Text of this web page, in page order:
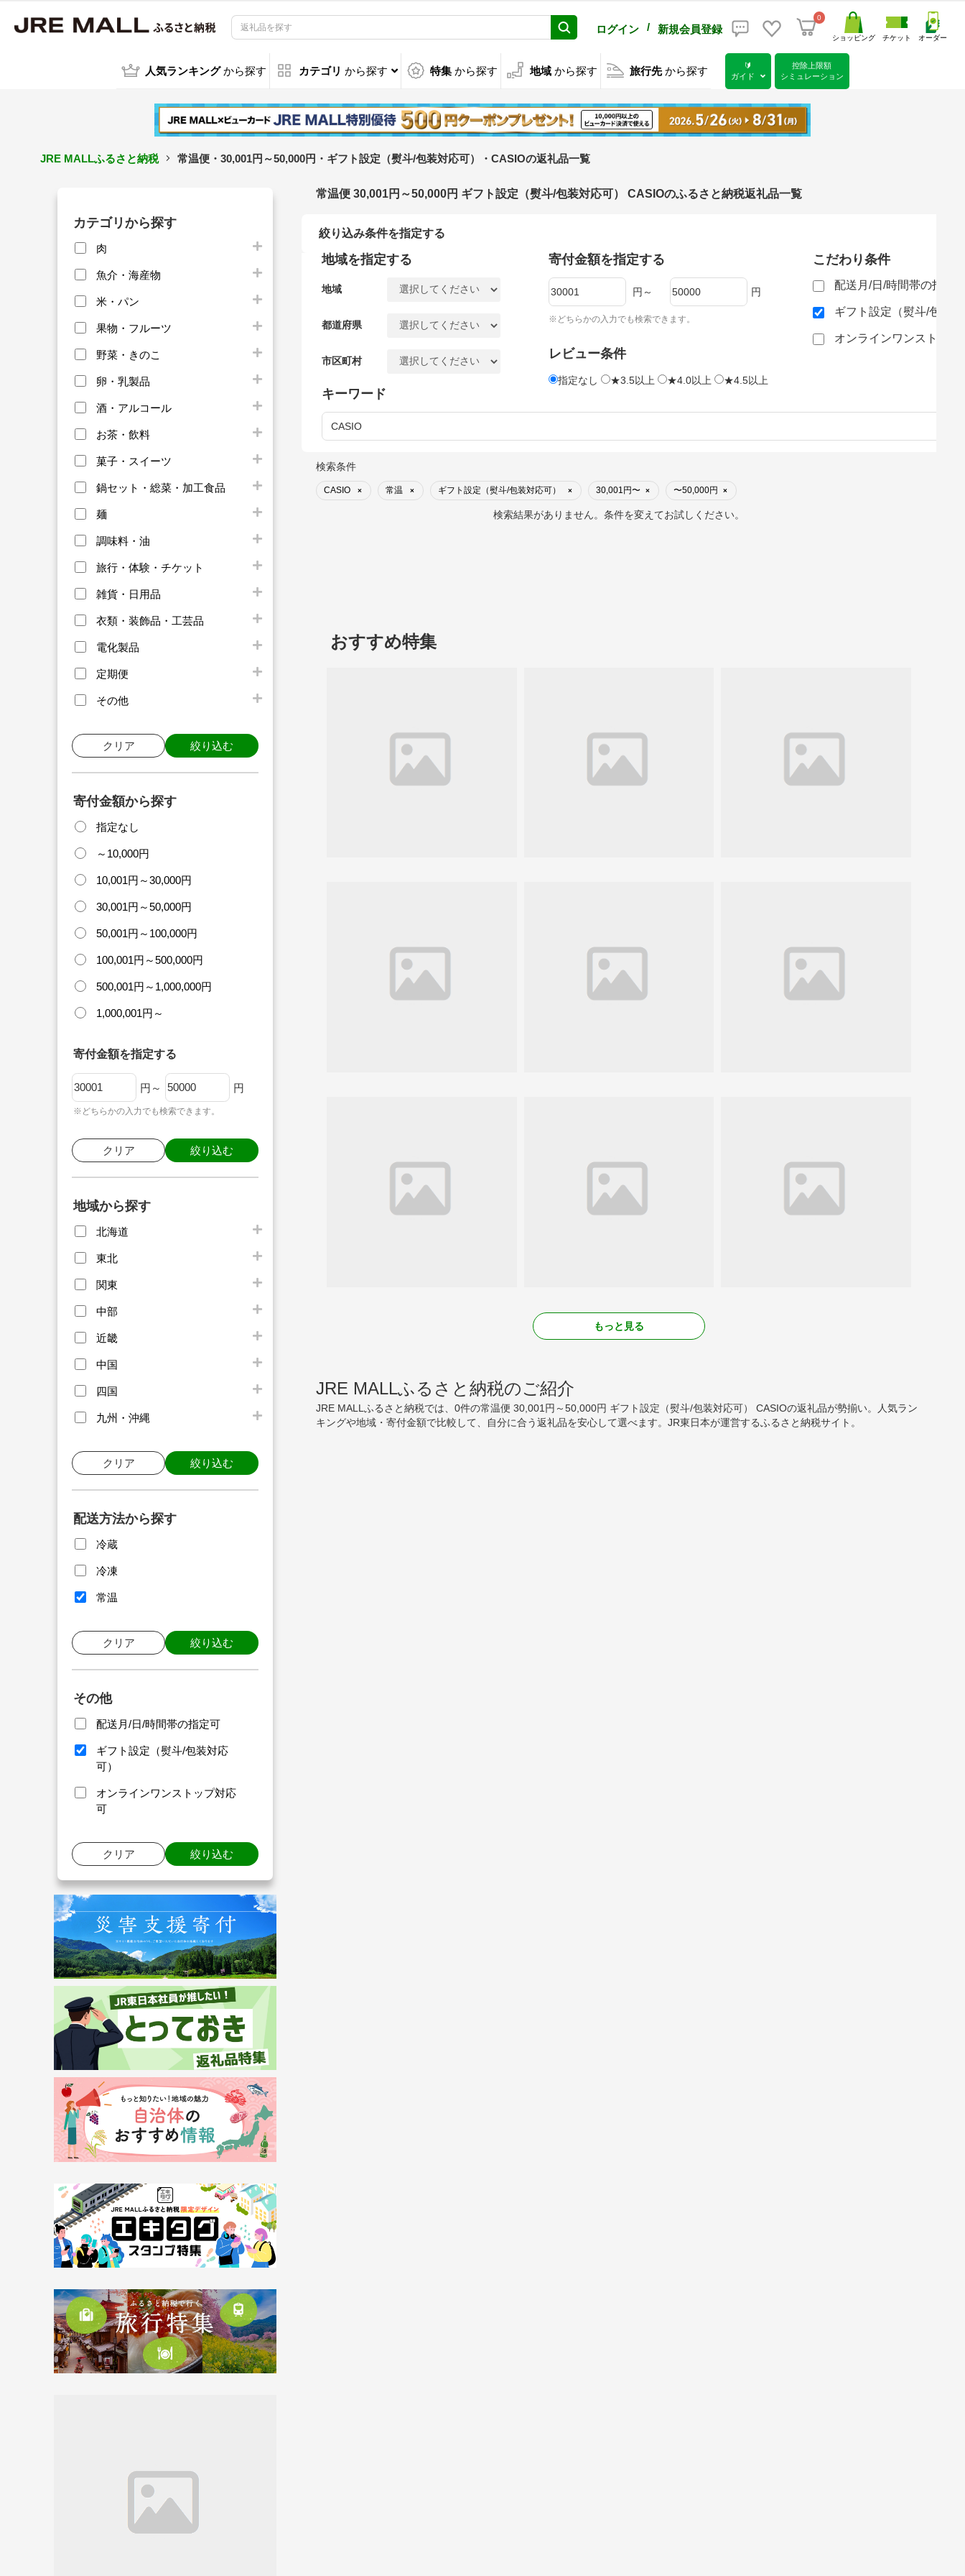
ログイン / 新規会員登録
0
ショッピング チケット オーダー
人気ランキング から探す カテゴリ から探す 特集 から探す 地域 から探す 旅行先 から探す
🔰
ガイド
控除上限額
シミュレーション
JRE MALLふるさと納税 常温便・30,001円～50,000円・ギフト設定（熨斗/包装対応可）・CASIOの返礼品一覧
カテゴリから探す
肉
魚介・海産物
米・パン
果物・フルーツ
野菜・きのこ
卵・乳製品
酒・アルコール
お茶・飲料
菓子・スイーツ
鍋セット・総菜・加工食品
麺
調味料・油
旅行・体験・チケット
雑貨・日用品
衣類・装飾品・工芸品
電化製品
定期便
その他
クリア 絞り込む
寄付金額から探す
指定なし
～10,000円
10,001円～30,000円
30,001円～50,000円
50,001円～100,000円
100,001円～500,000円
500,001円～1,000,000円
1,000,001円～
寄付金額を指定する
円～ 円
※どちらかの入力でも検索できます。
クリア 絞り込む
地域から探す
北海道
東北
関東
中部
近畿
中国
四国
九州・沖縄
クリア 絞り込む
配送方法から探す
冷蔵
冷凍
常温
クリア 絞り込む
その他
配送月/日/時間帯の指定可
ギフト設定（熨斗/包装対応
可）
オンラインワンストップ対応
可
クリア 絞り込む
常温便 30,001円～50,000円 ギフト設定（熨斗/包装対応可） CASIOのふるさと納税返礼品一覧
絞り込み条件を指定する
地域を指定する
地域
都道府県
市区町村
寄付金額を指定する
円～ 円
※どちらかの入力でも検索できます。
レビュー条件
指定なし ★3.5以上 ★4.0以上 ★4.5以上
こだわり条件
配送月/日/時間帯の指定
ギフト設定（熨斗/包装
オンラインワンストップ
キーワード
検索条件
CASIO × 常温 × ギフト設定（熨斗/包装対応可） × 30,001円〜 × 〜50,000円 ×
検索結果がありません。条件を変えてお試しください。
おすすめ特集
もっと見る
JRE MALLふるさと納税のご紹介
JRE MALLふるさと納税では、0件の常温便 30,001円～50,000円 ギフト設定（熨斗/包装対応可） CASIOの返礼品が勢揃い。人気ラン
キングや地域・寄付金額で比較して、自分に合う返礼品を安心して選べます。JR東日本が運営するふるさと納税サイト。